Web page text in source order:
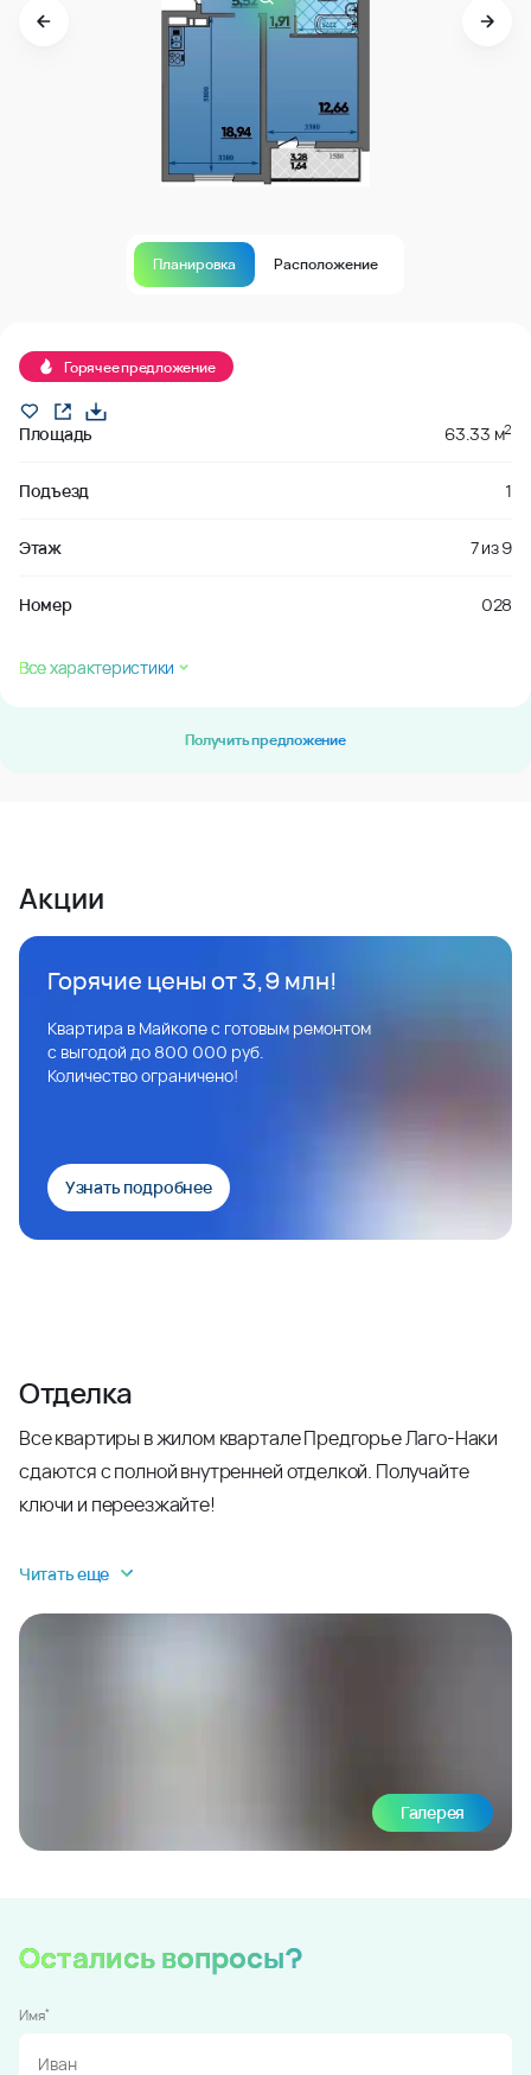
Планировка Расположение
Горячее предложение
Площадь 63.33 м2
Подъезд 1
Этаж 7из9
Номер 028
Все характеристики
Получить предложение
Акции
Горячие цены от 3,9 млн!
Квартира в Майкопе с готовым ремонтом
с выгодой до 800 000 руб.
Количество ограничено!
Узнать подробнее
Отделка
Все квартиры в жилом квартале Предгорье Лаго-Наки
сдаются с полной внутренней отделкой. Получайте
ключи и переезжайте!
Читать еще
Галерея
Остались вопросы?
Имя*